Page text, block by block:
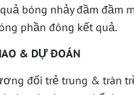
bóng nhảy đầm đầm
phần đông kết quả.
& DỰ ĐOÁN
đối trẻ trung & tràn